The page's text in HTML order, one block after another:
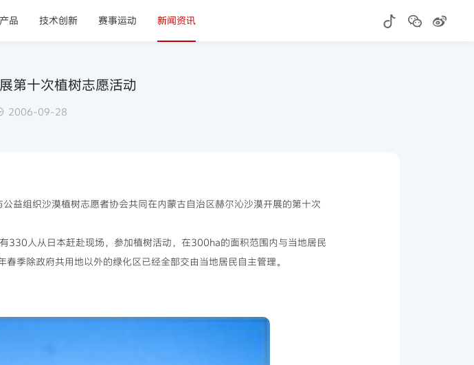
品 技术创新 赛事运动 新闻资讯
第十次植树志愿活动
2006-09-28
组织沙漠植树志愿者协会共同在内蒙古自治区赫尔沁沙漠开展的第十次
人从日本赶赴现场，参加植树活动，在300ha的面积范围内与当地居民
季除政府共用地以外的绿化区已经全部交由当地居民自主管理。